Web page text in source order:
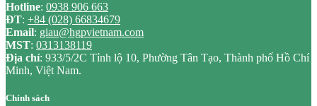
Hotline: 0938 906 663
ĐT: +84 (028) 66834679
Email: giau@hgpvietnam.com
MST: 0313138119
Địa chỉ: 933/5/2C Tỉnh lộ 10, Phường Tân Tạo, Thành phố Hồ Chí
Minh, Việt Nam.
Chính sách